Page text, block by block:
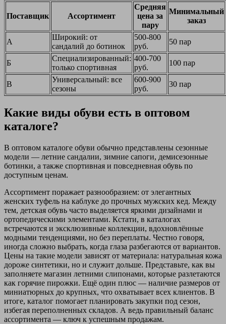
Поставщик Ассортимент
Средняя
цена за
пару
Минимальный
заказ
А
Широкий: от
сандалий до ботинок
500-800
руб.
50 пар
Б
Специализированный:
только спортивная
400-700
руб.
100 пар
В
Универсальный: все
сезоны
600-900
руб.
30 пар
Какие виды обуви есть в оптовом
каталоге?
В оптовом каталоге обуви обычно представлены сезонные
модели — летние сандалии, зимние сапоги, демисезонные
ботинки, а также спортивная и повседневная обувь по
доступным ценам.
Ассортимент поражает разнообразием: от элегантных
женских туфель на каблуке до прочных мужских кед. Между
тем, детская обувь часто выделяется яркими дизайнами и
ортопедическими элементами. Кстати, в каталогах
встречаются и эксклюзивные коллекции, вдохновлённые
модными тенденциями, но без переплаты. Честно говоря,
иногда сложно выбрать, когда глаза разбегаются от вариантов.
Цены на такие модели зависят от материала: натуральная кожа
дороже синтетики, но и служит дольше. Представьте, как вы
заполняете магазин летними слипонами, которые разлетаются
как горячие пирожки. Ещё один плюс — наличие размеров от
миниатюрных до крупных, что охватывает всех клиентов. В
итоге, каталог помогает планировать закупки под сезон,
избегая переполненных складов. А ведь правильный баланс
ассортимента — ключ к успешным продажам.